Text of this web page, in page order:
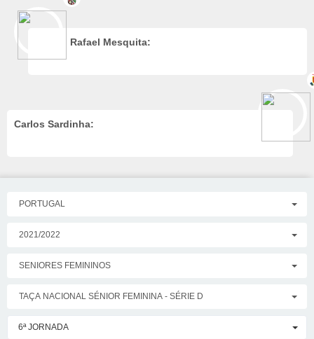
Rafael Mesquita:
Carlos Sardinha:
PORTUGAL
2021/2022
SENIORES FEMININOS
TAÇA NACIONAL SÉNIOR FEMININA - SÉRIE D
6ª JORNADA